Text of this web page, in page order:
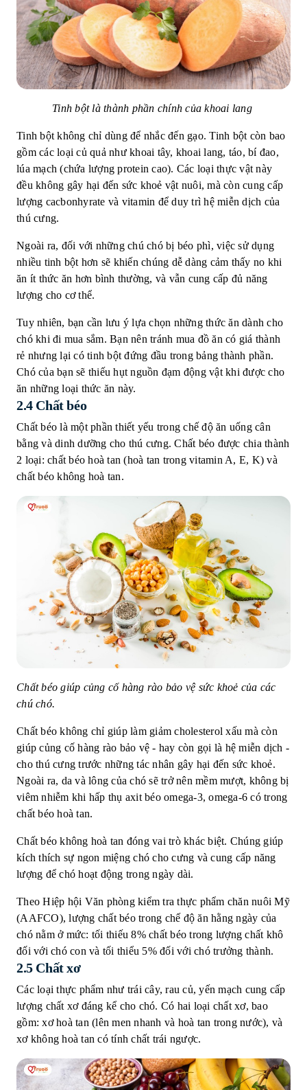
Tinh bột là thành phần chính của khoai lang
Tinh bột không chỉ dùng để nhắc đến gạo. Tinh bột còn bao
gồm các loại củ quả như khoai tây, khoai lang, táo, bí đao,
lúa mạch (chứa lượng protein cao). Các loại thực vật này
đều không gây hại đến sức khoẻ vật nuôi, mà còn cung cấp
lượng cacbonhyrate và vitamin để duy trì hệ miễn dịch của
thú cưng.
Ngoài ra, đối với những chú chó bị béo phì, việc sử dụng
nhiều tinh bột hơn sẽ khiến chúng dễ dàng cảm thấy no khi
ăn ít thức ăn hơn bình thường, và vẫn cung cấp đủ năng
lượng cho cơ thể.
Tuy nhiên, bạn cần lưu ý lựa chọn những thức ăn dành cho
chó khi đi mua sắm. Bạn nên tránh mua đồ ăn có giá thành
rẻ nhưng lại có tinh bột đứng đầu trong bảng thành phần.
Chó của bạn sẽ thiếu hụt nguồn đạm động vật khi được cho
ăn những loại thức ăn này.
2.4 Chất béo
Chất béo là một phần thiết yếu trong chế độ ăn uống cân
bằng và dinh dưỡng cho thú cưng. Chất béo được chia thành
2 loại: chất béo hoà tan (hoà tan trong vitamin A, E, K) và
chất béo không hoà tan.
Chất béo giúp củng cố hàng rào bảo vệ sức khoẻ của các
chú chó.
Chất béo không chỉ giúp làm giảm cholesterol xấu mà còn
giúp củng cố hàng rào bảo vệ - hay còn gọi là hệ miễn dịch -
cho thú cưng trước những tác nhân gây hại đến sức khoẻ.
Ngoài ra, da và lông của chó sẽ trở nên mềm mượt, không bị
viêm nhiễm khi hấp thụ axit béo omega-3, omega-6 có trong
chất béo hoà tan.
Chất béo không hoà tan đóng vai trò khác biệt. Chúng giúp
kích thích sự ngon miệng chó cho cưng và cung cấp năng
lượng để chó hoạt động trong ngày dài.
Theo Hiệp hội Văn phòng kiểm tra thực phẩm chăn nuôi Mỹ
(AAFCO), lượng chất béo trong chế độ ăn hằng ngày của
chó nằm ở mức: tối thiếu 8% chất béo trong lượng chất khô
đối với chó con và tối thiểu 5% đối với chó trưởng thành.
2.5 Chất xơ
Các loại thực phẩm như trái cây, rau củ, yến mạch cung cấp
lượng chất xơ đáng kể cho chó. Có hai loại chất xơ, bao
gồm: xơ hoà tan (lên men nhanh và hoà tan trong nước), và
xơ không hoà tan có tính chất trái ngược.